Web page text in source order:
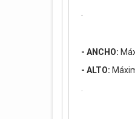
- ANCHO:
- ALTO: